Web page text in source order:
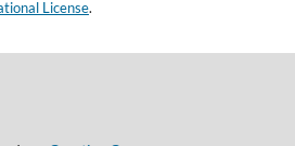
License.